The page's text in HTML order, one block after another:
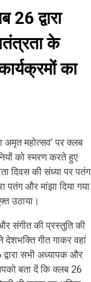
द्वारा
के
का
अमृत महोत्सव’ पर क्लब
को स्मरण करते हुए
दिवस की संध्या पर पतंग
पतंग और मांझा दिया गया
उठाया।
संगीत की प्रस्तुति की
गीत गाकर वहां
सभी अध्यापक और
बता दें कि क्लब 26